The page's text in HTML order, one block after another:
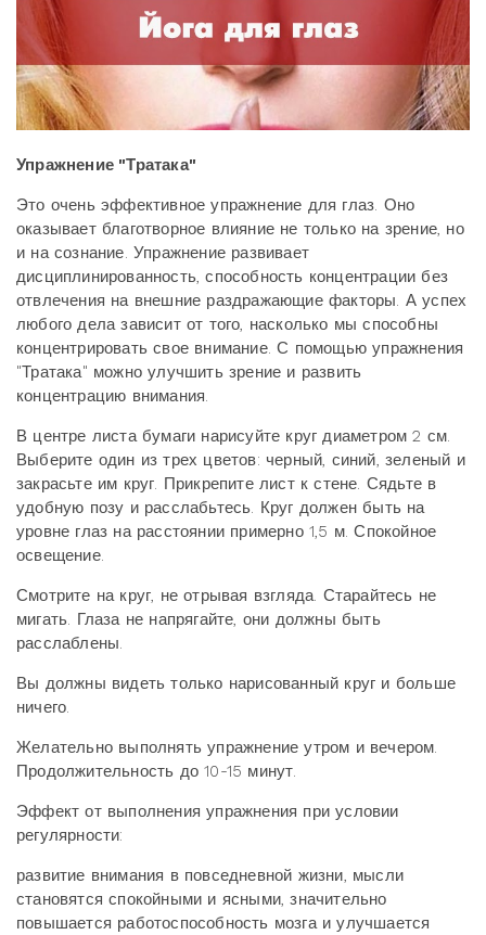
Упражнение "Тратака"
Это очень эффективное упражнение для глаз. Оно
оказывает благотворное влияние не только на зрение, но
и на сознание. Упражнение развивает
дисциплинированность, способность концентрации без
отвлечения на внешние раздражающие факторы. А успех
любого дела зависит от того, насколько мы способны
концентрировать свое внимание. С помощью упражнения
"Тратака" можно улучшить зрение и развить
концентрацию внимания.
В центре листа бумаги нарисуйте круг диаметром 2 см.
Выберите один из трех цветов: черный, синий, зеленый и
закрасьте им круг. Прикрепите лист к стене. Сядьте в
удобную позу и расслабьтесь. Круг должен быть на
уровне глаз на расстоянии примерно 1,5 м. Спокойное
освещение.
Смотрите на круг, не отрывая взгляда. Старайтесь не
мигать. Глаза не напрягайте, они должны быть
расслаблены.
Вы должны видеть только нарисованный круг и больше
ничего.
Желательно выполнять упражнение утром и вечером.
Продолжительность до 10-15 минут.
Эффект от выполнения упражнения при условии
регулярности:
развитие внимания в повседневной жизни, мысли
становятся спокойными и ясными, значительно
повышается работоспособность мозга и улучшается